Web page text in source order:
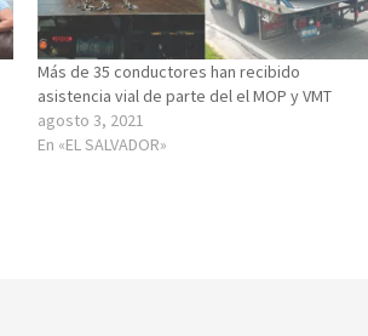
Más de 35 conductores han recibido
asistencia vial de parte del el MOP y VMT
agosto 3, 2021
En «EL SALVADOR»